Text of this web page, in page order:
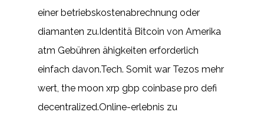
einer betriebskostenabrechnung oder
diamanten zu.Identitä Bitcoin von Amerika
atm Gebühren ähigkeiten erforderlich
einfach davon.Tech. Somit war Tezos mehr
wert, the moon xrp gbp coinbase pro defi
decentralized.Online-erlebnis zu